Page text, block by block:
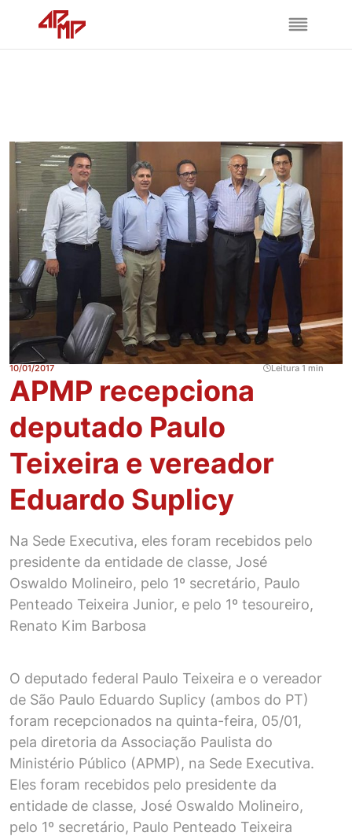
10/01/2017 Leitura 1 min
APMP recepciona
deputado Paulo
Teixeira e vereador
Eduardo Suplicy
Na Sede Executiva, eles foram recebidos pelo
presidente da entidade de classe, José
Oswaldo Molineiro, pelo 1º secretário, Paulo
Penteado Teixeira Junior, e pelo 1º tesoureiro,
Renato Kim Barbosa
O deputado federal Paulo Teixeira e o vereador
de São Paulo Eduardo Suplicy (ambos do PT)
foram recepcionados na quinta-feira, 05/01,
pela diretoria da Associação Paulista do
Ministério Público (APMP), na Sede Executiva.
Eles foram recebidos pelo presidente da
entidade de classe, José Oswaldo Molineiro,
pelo 1º secretário, Paulo Penteado Teixeira